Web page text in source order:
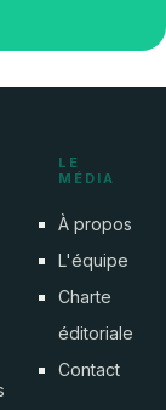
LE
MÉDIA
À propos
L'équipe
Charte
éditoriale
Contact